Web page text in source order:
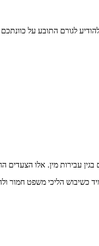
היידוע" מהמשטרה או מהפרקליטות, שעון החול המשפטי מתחיל
עבירות מין. אלו הצעדים
כשיבוש הליכי משפט חמור